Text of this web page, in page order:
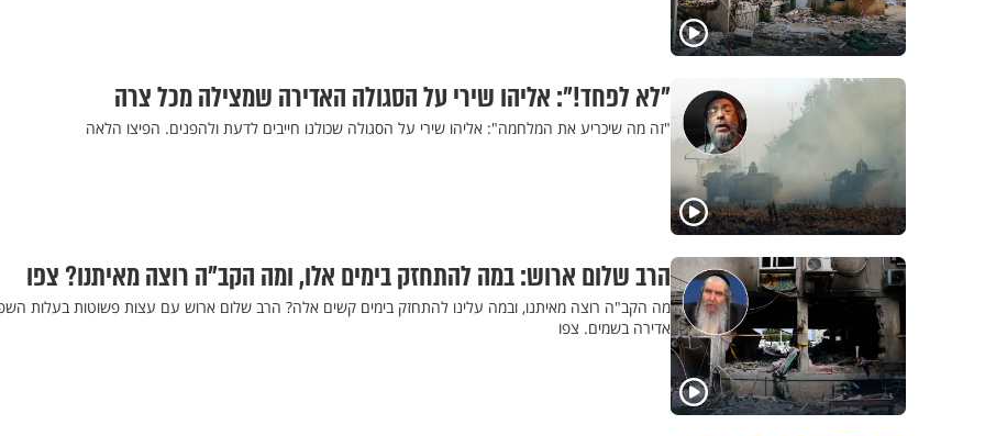
"לא לפחד!": אליהו שירי על הסגולה האדירה שמצילה מכל צרה
"זה מה שיכריע את המלחמה": אליהו שירי על הסגולה שכולנו חייבים לדעת ולהפנים. הפיצו הלאה
הרב שלום ארוש: במה להתחזק בימים אלו, ומה הקב"ה רוצה מאיתנו? צפו
מה הקב"ה רוצה מאיתנו, ובמה עלינו להתחזק בימים קשים אלה? הרב שלום ארוש עם עצות פשוטות בעלות
אדירה בשמים. צפו